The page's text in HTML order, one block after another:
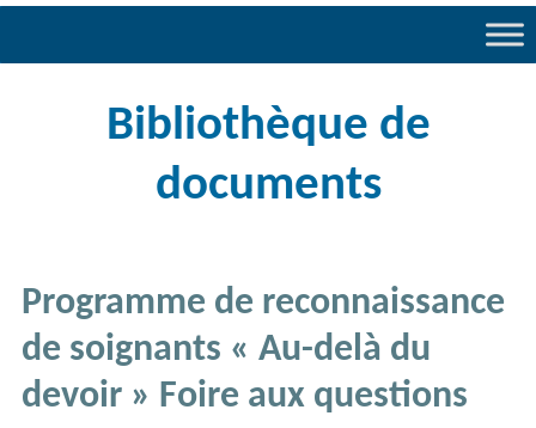
Bibliothèque de
documents
Programme de reconnaissance
de soignants « Au-delà du
devoir » Foire aux questions